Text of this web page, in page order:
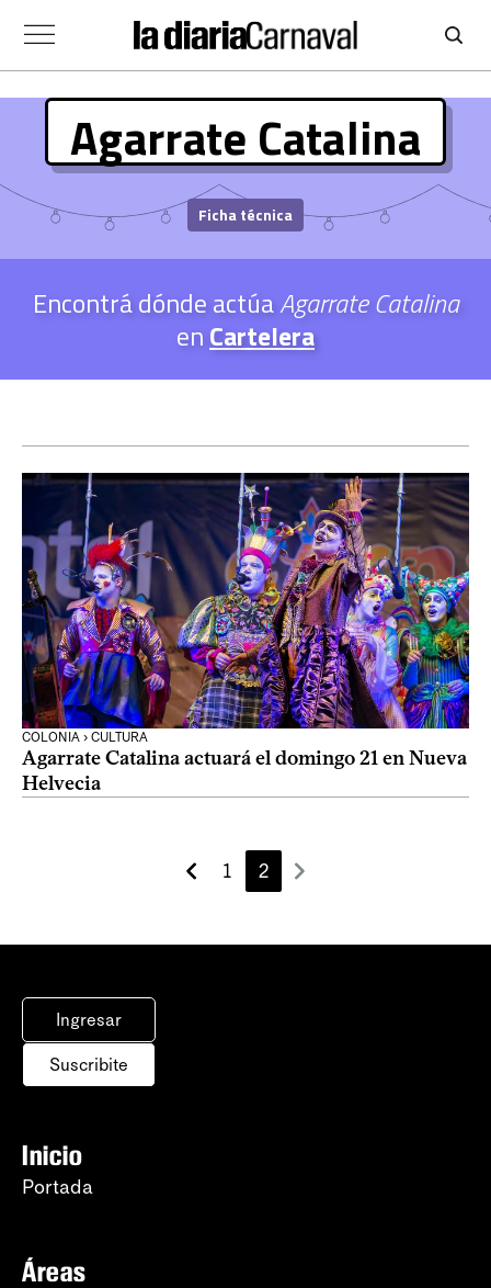
Agarrate Catalina
Ficha técnica
Encontrá dónde actúaAgarrate Catalina
enCartelera
COLONIA › CULTURA
Agarrate Catalina actuará el domingo 21 en Nueva
Helvecia
1 2
Ingresar
Suscribite
Inicio
Portada
Áreas